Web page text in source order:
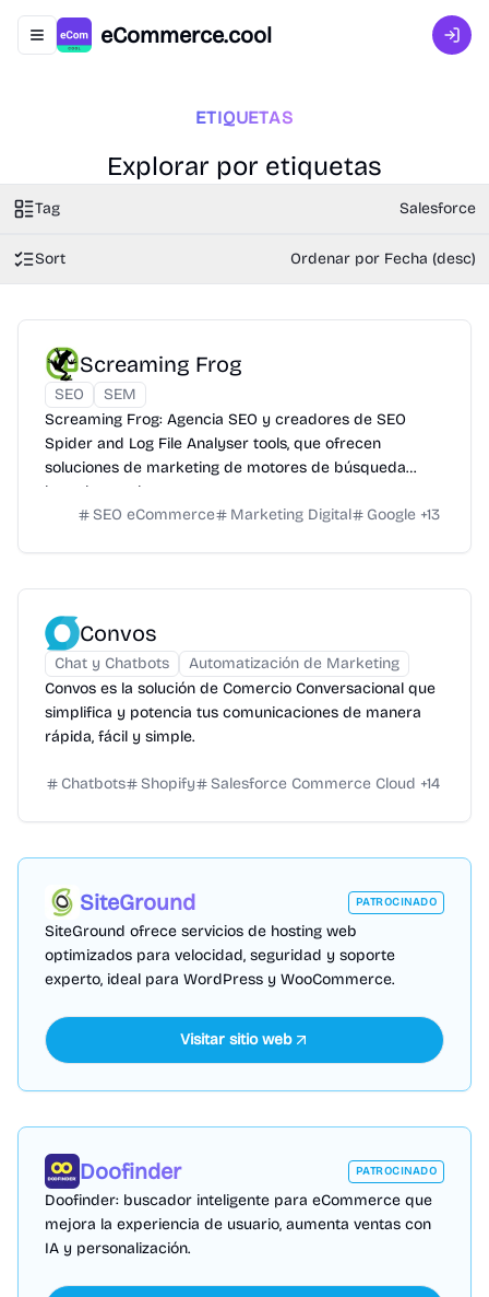
Abrir menú de navegación
eCommerce.cool
ETIQUETAS
Explorar por etiquetas
Tag Salesforce
Sort Ordenar por Fecha (desc)
Screaming Frog
SEO
SEM
Screaming Frog: Agencia SEO y creadores de SEO
Spider and Log File Analyser tools, que ofrecen
soluciones de marketing de motores de búsqueda
basadas en datos.
SEO eCommerce
Marketing Digital Google +13
Convos
Chat y Chatbots
Automatización de Marketing
Convos es la solución de Comercio Conversacional que
simplifica y potencia tus comunicaciones de manera
rápida, fácil y simple.
Chatbots Shopify Salesforce Commerce Cloud +14
SiteGround PATROCINADO
SiteGround ofrece servicios de hosting web
optimizados para velocidad, seguridad y soporte
experto, ideal para WordPress y WooCommerce.
Visitar sitio web
Doofinder PATROCINADO
Doofinder: buscador inteligente para eCommerce que
mejora la experiencia de usuario, aumenta ventas con
IA y personalización.